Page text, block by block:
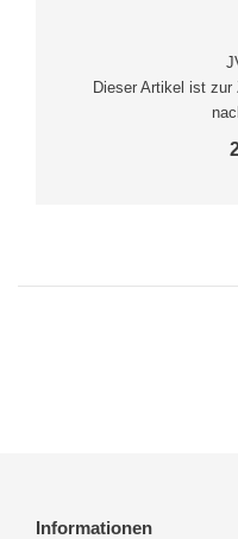
Dieser Artikel ist zur
Informationen